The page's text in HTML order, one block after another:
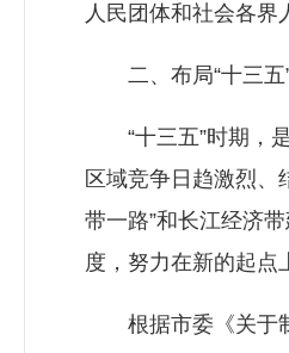
人民团体和社会各
二、布局“十三五”
“十三五”时期，是
区域竞争日趋激烈、
带一路”和长江经济
度，努力在新的起点
根据市委《关于制